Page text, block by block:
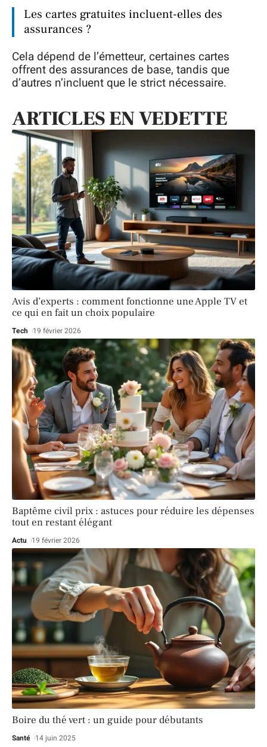
Les cartes gratuites incluent-elles des
assurances ?
Cela dépend de l’émetteur, certaines cartes
offrent des assurances de base, tandis que
d’autres n’incluent que le strict nécessaire.
ARTICLES EN VEDETTE
Avis d’experts : comment fonctionne une Apple TV et
ce qui en fait un choix populaire
Tech 19 février 2026
Baptême civil prix : astuces pour réduire les dépenses
tout en restant élégant
Actu 19 février 2026
Boire du thé vert : un guide pour débutants
Santé 14 juin 2025